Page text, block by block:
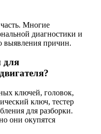
Многие
диагностики и
выявления причин.
для
ключей, головок,
ключ, тестер
для разборки.
они окупятся